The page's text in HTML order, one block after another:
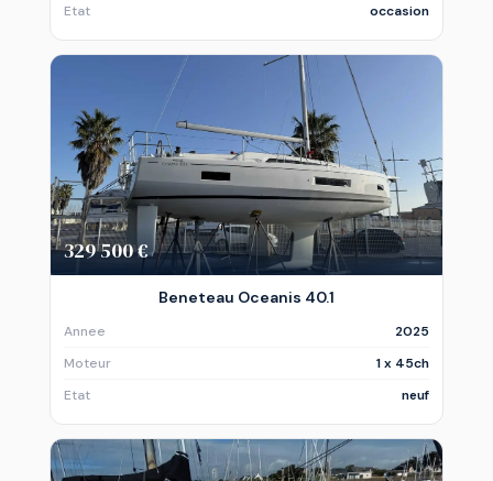
Etat
occasion
329 500 €
Beneteau Oceanis 40.1
Annee
2025
Moteur
1 x 45ch
Etat
neuf